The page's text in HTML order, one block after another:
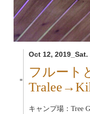
Oct 12, 2019_Sat.
■
フルート
キャンプ場：Tree